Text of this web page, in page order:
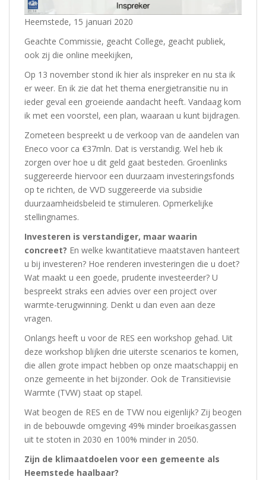
Heemstede, 15 januari 2020
Geachte Commissie, geacht College, geacht publiek,
ook zij die online meekijken,
Op 13 november stond ik hier als inspreker en nu sta ik
er weer. En ik zie dat het thema energietransitie nu in
ieder geval een groeiende aandacht heeft. Vandaag kom
ik met een voorstel, een plan, waaraan u kunt bijdragen.
Zometeen bespreekt u de verkoop van de aandelen van
Eneco voor ca €37mln. Dat is verstandig. Wel heb ik
zorgen over hoe u dit geld gaat besteden. Groenlinks
suggereerde hiervoor een duurzaam investeringsfonds
op te richten, de VVD suggereerde via subsidie
duurzaamheidsbeleid te stimuleren. Opmerkelijke
stellingnames.
Investeren is verstandiger, maar waarin
concreet? En welke kwantitatieve maatstaven hanteert
u bij investeren? Hoe renderen investeringen die u doet?
Wat maakt u een goede, prudente investeerder? U
bespreekt straks een advies over een project over
warmte-terugwinning. Denkt u dan even aan deze
vragen.
Onlangs heeft u voor de RES een workshop gehad. Uit
deze workshop blijken drie uiterste scenarios te komen,
die allen grote impact hebben op onze maatschappij en
onze gemeente in het bijzonder. Ook de Transitievisie
Warmte (TVW) staat op stapel.
Wat beogen de RES en de TVW nou eigenlijk? Zij beogen
in de bebouwde omgeving 49% minder broeikasgassen
uit te stoten in 2030 en 100% minder in 2050.
Zijn de klimaatdoelen voor een gemeente als
Heemstede haalbaar?